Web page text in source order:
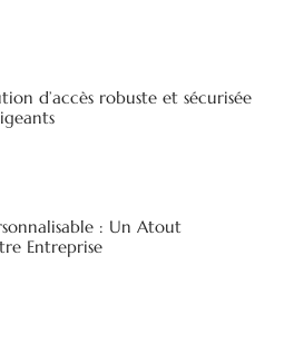
d’accès robuste et sécurisée
: Un Atout
Entreprise